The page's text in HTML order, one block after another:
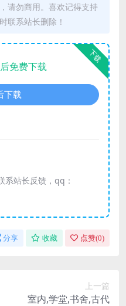
请勿商用。喜欢记得支持
联系站长删除！
下载
免费下载
下载
系站长反馈，qq：
分享 收藏 点赞(0)
上一篇
室内,学堂,书舍,古代